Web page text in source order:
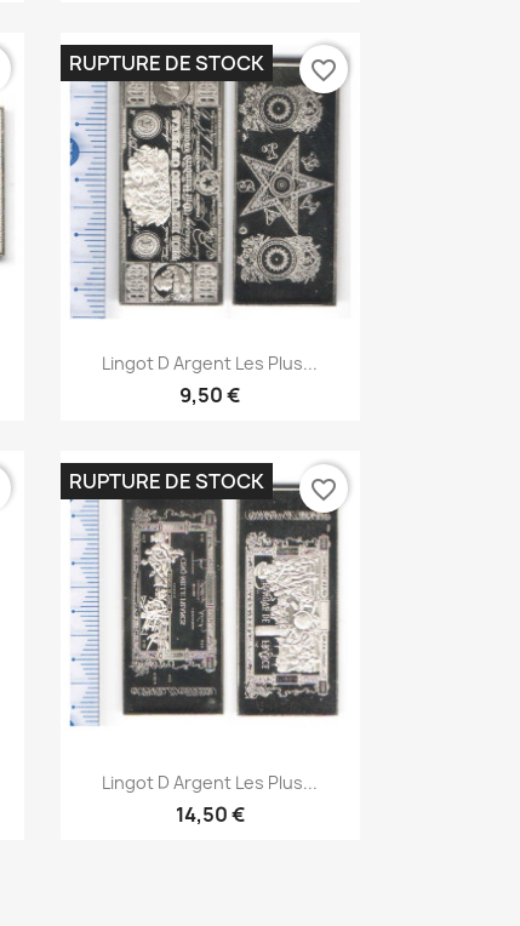
Aperçu rapide
Lingot D Argent Les Plus...
9,50 €
RUPTURE DE STOCK favorite_border
Aperçu rapide
Lingot D Argent Les Plus...
14,50 €
RUPTURE DE STOCK favorite_border